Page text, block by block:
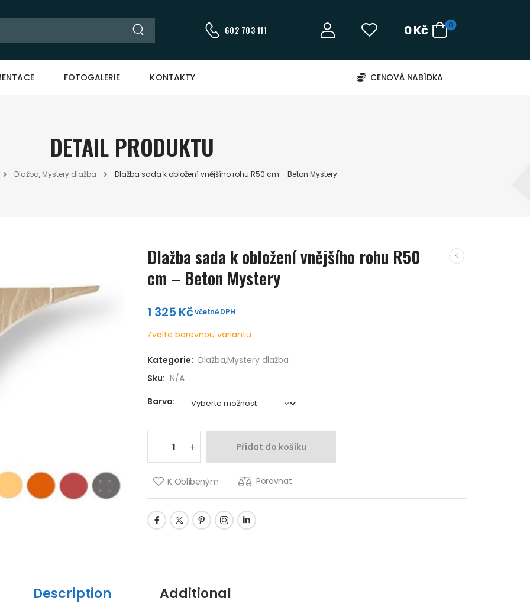
602 703 111‬ 0Kč 0
FOTOGALERIE KONTAKTY CENOVÁ NABÍDKA
DETAIL PRODUKTU
Dlažba, Mystery dlažba Dlažba sada k obložení vnějšího rohu R50 cm – Beton Mystery
Dlažba sada k obložení vnějšího rohu R50
cm – Beton Mystery
1 325 Kčvčetně DPH
Zvolte barevnou variantu
Kategorie: Dlažba,Mystery dlažba
Sku: N/A
Barva:
Přidat do košíku
K Oblíbeným Porovnat
Description Additional